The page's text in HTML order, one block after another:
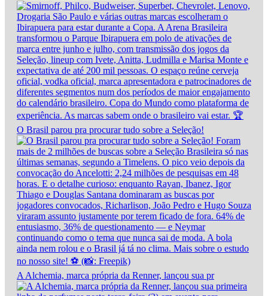
O Brasil parou pra procurar tudo sobre a Seleção!
A Alchemia, marca própria da Renner, lançou sua pr